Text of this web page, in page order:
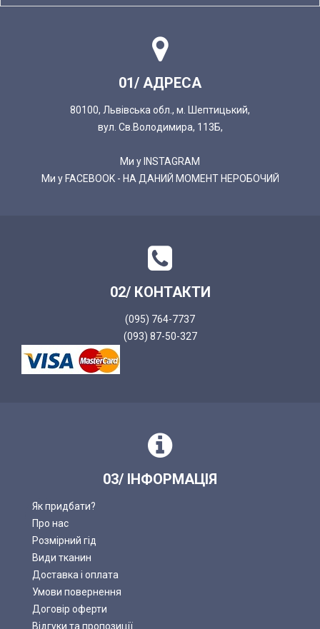
01/ АДРЕСА
80100, Львівська обл., м. Шептицький,
вул. Св.Володимира, 113Б,
Ми у INSTAGRAM
Ми у FACEBOOK - НА ДАНИЙ МОМЕНТ НЕРОБОЧИЙ
02/ КОНТАКТИ
(095) 764-7737
(093) 87-50-327
03/ ІНФОРМАЦІЯ
Як придбати?
Про нас
Розмірний гід
Види тканин
Доставка і оплата
Умови повернення
Договір оферти
Відгуки та пропозиції